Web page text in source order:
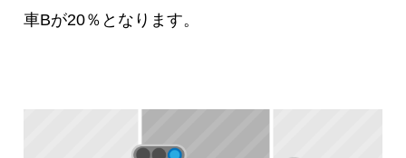
車Bが20％となります。